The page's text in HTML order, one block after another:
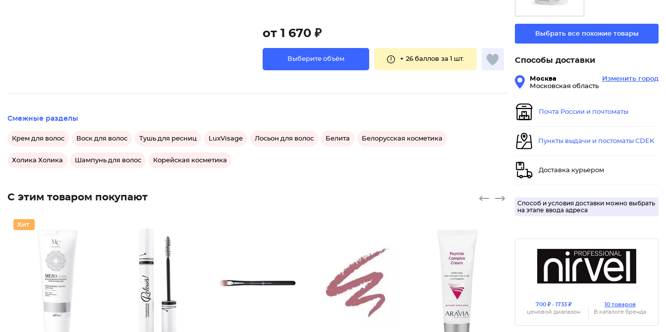
от 1 670 ₽
Выберите объём + 26 баллов за 1 шт.
Смежные разделы
Крем для волос Воск для волос Тушь для ресниц LuxVisage Лосьон для волос Белита Белорусская косметика
Холика Холика Шампунь для волос Корейская косметика
С этим товаром покупают
Каранда
Выбрать все похожие товары
Способы доставки
Москва
Московская область
Изменить город
Почта России и почтоматы
Пункты выдачи и постоматы CDEK
Доставка курьером
Способ и условия доставки можно выбрать
на этапе ввода адреса
700 ₽ - 1733 ₽
ценовой диапазон
10 товаров
В каталоге бренда